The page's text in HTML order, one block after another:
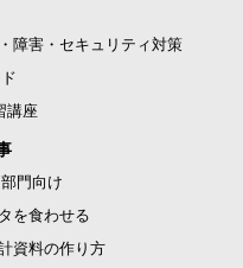
障害・セキュリティ対策
講座
門向け
を食わせる
資料の作り方